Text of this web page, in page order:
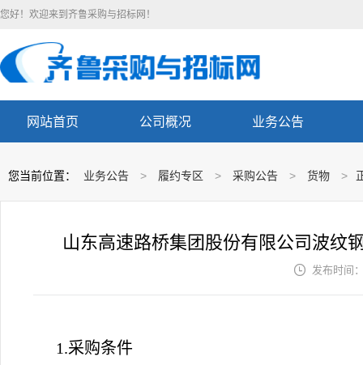
您好！欢迎来到齐鲁采购与招标网！
网站首页 公司概况 业务公告
您当前位置： 业务公告 > 履约专区 > 采购公告 > 货物 >
山东高速路桥集团股份有限公司波纹
 发布时间
1.采购条件